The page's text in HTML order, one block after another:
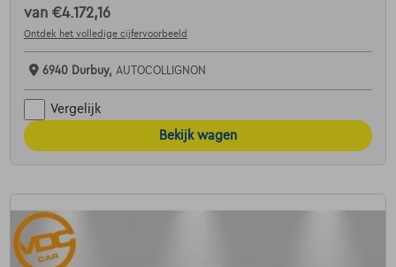
van €4.172,16
Ontdek het volledige cijfervoorbeeld
6940 Durbuy, AUTOCOLLIGNON
Vergelijk
Bekijk wagen